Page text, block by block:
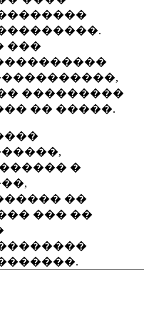
���
���������
�� �����.
�
��
��� ��